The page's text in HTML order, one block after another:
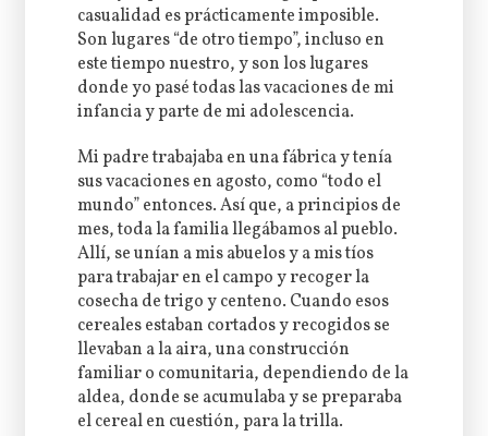
casualidad es prácticamente imposible.
Son lugares “de otro tiempo”, incluso en
este tiempo nuestro, y son los lugares
donde yo pasé todas las vacaciones de mi
infancia y parte de mi adolescencia.
Mi padre trabajaba en una fábrica y tenía
sus vacaciones en agosto, como “todo el
mundo” entonces. Así que, a principios de
mes, toda la familia llegábamos al pueblo.
Allí, se unían a mis abuelos y a mis tíos
para trabajar en el campo y recoger la
cosecha de trigo y centeno. Cuando esos
cereales estaban cortados y recogidos se
llevaban a la aira, una construcción
familiar o comunitaria, dependiendo de la
aldea, donde se acumulaba y se preparaba
el cereal en cuestión, para la trilla.